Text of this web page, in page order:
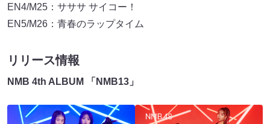
EN4/M25：サササ サイコー！
EN5/M26：青春のラップタイム
リリース情報
NMB 4th ALBUM 「NMB13」